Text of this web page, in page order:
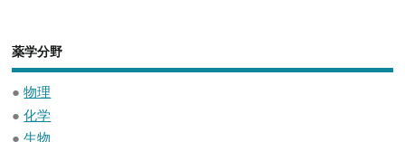
薬学分野
●物理
●化学
●生物